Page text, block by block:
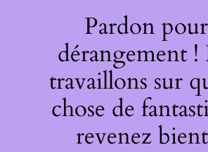
Pardon
dérangement !
travaillons sur
chose de
revenez